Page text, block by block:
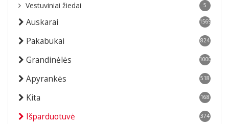
Vestuviniai žiedai 5
Auskarai 1569
Pakabukai 824
Grandinėlės 1000
Apyrankės 518
Kita 168
Išparduotuvė 374